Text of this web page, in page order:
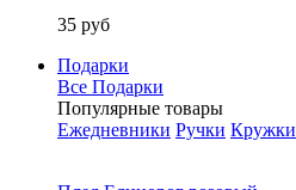
35 руб
Подарки
Все Подарки
Популярные товары
Ежедневники Ручки Кружки